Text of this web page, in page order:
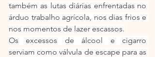
também as lutas diárias enfrentadas no
árduo trabalho agrícola, nos dias frios e
nos momentos de lazer escassos.
Os excessos de álcool e cigarro
serviam como válvula de escape para as